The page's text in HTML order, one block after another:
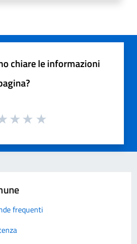
chiare le informazioni
frequenti